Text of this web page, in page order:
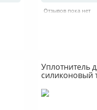
Отзывов пока нет
Уплотнитель
силиконовый